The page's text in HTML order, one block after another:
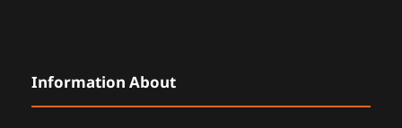
Information About